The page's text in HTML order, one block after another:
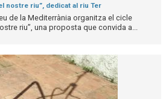
nostre riu”, dedicat al riu Ter
de la Mediterrània organitza el cicle
riu”, una proposta que convida a...